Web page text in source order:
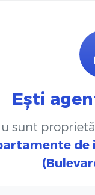
Ești
sunt
de